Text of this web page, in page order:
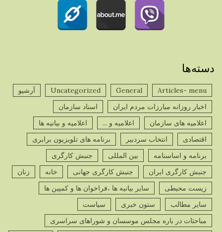
دسته‌ها
Articles- menu
General
Uncategorized
آرشیو
اخبار روزانه مبارزات مردم ایران
اسناد سازمان
اعلامیه های سازمان
اعلامیه و ...
اعلامیه و بیانیه ها
اقتصادی
انتخاب سردبیر
برنامه های تلویزیون برابری
برنامه و اساسنامه
بین المللی
جنبش کارگری
جنبش کارگری ایران
جنبش کارگری جهانی خانه
زنان
زیست محیطی
سایر بیانیه ها ،فراخوان ها و کمپین ها
سایر مطالب
ستون خبری
سیاست
مباحثات در باره مجلس موسسان و شوراهای سراسری